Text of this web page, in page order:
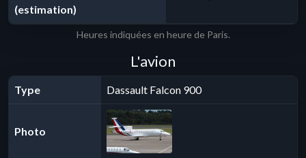
(estimation)
Heures indiquées en heure de Paris.
L'avion
Type Dassault Falcon 900
Photo